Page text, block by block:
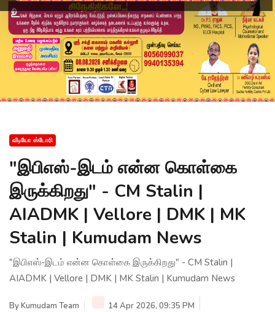
வீடியோ ஸ்டோரி
"இபிஎஸ்-இடம் என்ன கொள்கை
இருக்கிறது" - CM Stalin |
AIADMK | Vellore | DMK | MK
Stalin | Kumudam News
"இபிஎஸ்-இடம் என்ன கொள்கை இருக்கிறது" - CM Stalin |
AIADMK | Vellore | DMK | MK Stalin | Kumudam News
ByKumudam Team
14 Apr 2026, 09:35 PM